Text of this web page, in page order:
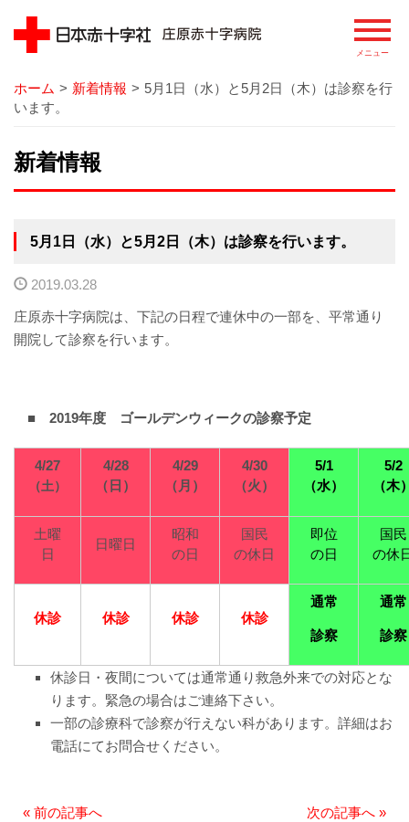
病院
基本理念
患者さまの権利
病院の概要
病院のあゆみ
赤十字について
院内掲示
カスタマーハラスメント基本方針
広報誌『そよ風』
プライバシーポリシー
ホーム > 新着情報 > 5月1日（水）と5月2日（木）は診察を行
います。
新着情報
5月1日（水）と5月2日（木）は診察を行います。
2019.03.28
庄原赤十字病院は、下記の日程で連休中の一部を、平常通り
開院して診察を行います。
■ 2019年度 ゴールデンウィークの診察予定
4/27
（土）
4/28
（日）
4/29
（月）
4/30
（火）
5/1
（水）
5/2
（木
土曜
日
日曜日
昭和
の日
国民
の休日
即位
の日
国民
の休
休診 休診 休診 休診
通常
診察
通常
診察
休診日・夜間については通常通り救急外来での対応とな
ります。緊急の場合はご連絡下さい。
一部の診療科で診察が行えない科があります。詳細はお
電話にてお問合せください。
« 前の記事へ 次の記事へ »